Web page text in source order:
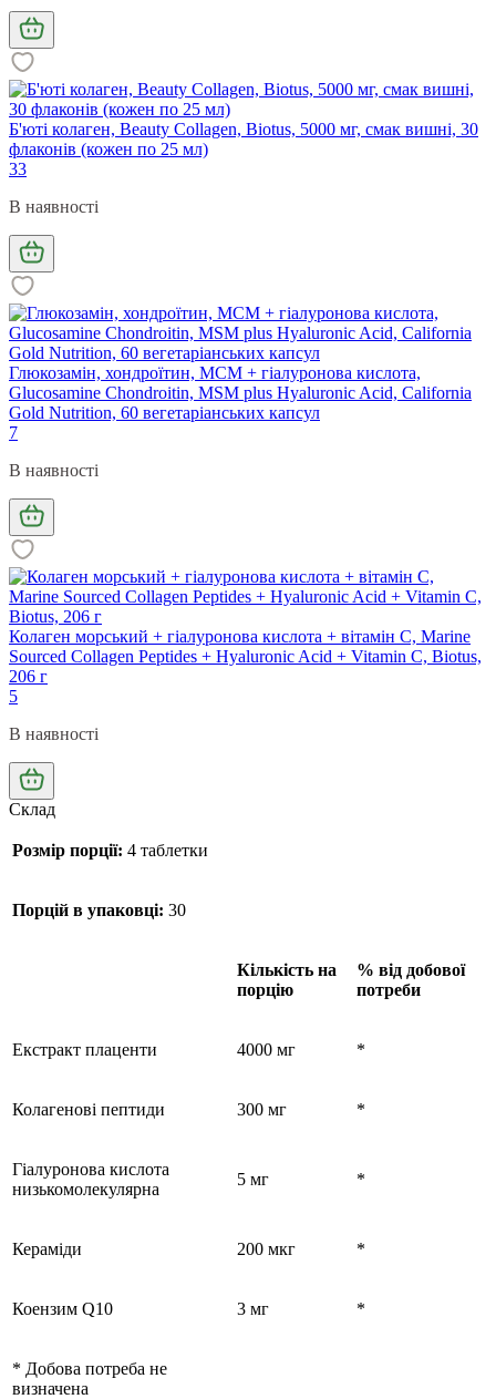
Б'юті колаген, Beauty Collagen, Biotus, 5000 мг, смак вишні, 30
флаконів (кожен по 25 мл)
33
В наявності
Глюкозамін, хондроїтин, МСМ + гіалуронова кислота,
Glucosamine Chondroitin, MSM plus Hyaluronic Acid, California
Gold Nutrition, 60 вегетаріанських капсул
7
В наявності
Колаген морський + гіалуронова кислота + вітамін C, Marine
Sourced Collagen Peptides + Hyaluronic Acid + Vitamin C, Biotus,
206 г
5
В наявності
Склад
Розмір порції: 4 таблетки
Порцій в упаковці: 30
Кількість на
порцію
% від добової
потреби
Екстракт плаценти 4000 мг *
Колагенові пептиди 300 мг *
Гіалуронова кислота
низькомолекулярна
5 мг *
Кераміди 200 мкг *
Коензим Q10 3 мг *
* Добова потреба не
визначена